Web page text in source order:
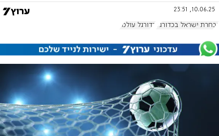
10.06.25, 23:51
נבחרת ישראל בכדורגל כדורגל עולמי